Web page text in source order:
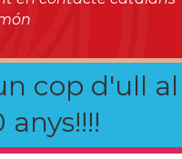
cop d'ull al